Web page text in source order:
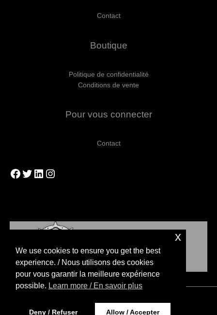
Contact
Boutique
Politique de confidentialité
Conditions de vente
Pour vous connecter
Contact
Facebook
Twitter
LinkedIn
Instagram
Copyright © 2026 Blood Bowl Strategies
We use cookies to ensure you get the best
experience. / Nous utilisons des cookies
pour vous garantir la meilleure expérience
possible. Learn more / En savoir plus
Deny / Refuser Allow / Accepter
x